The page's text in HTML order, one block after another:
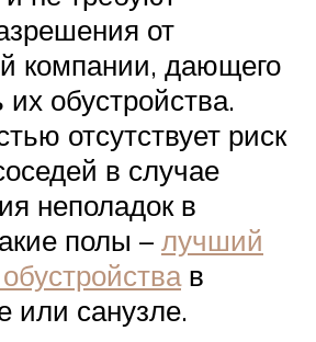
от
компании, дающего
обустройства.
отсутствует риск
в случае
неполадок в
полы – лучший
в
или санузле.